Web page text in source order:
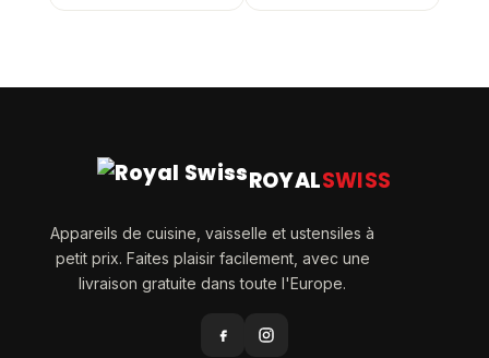
ROYALSWISS
Appareils de cuisine, vaisselle et ustensiles à
petit prix. Faites plaisir facilement, avec une
livraison gratuite dans toute l'Europe.